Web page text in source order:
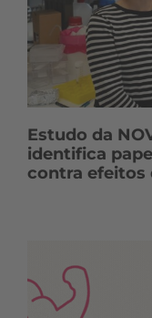
Estudo da
identifica
contra efeitos